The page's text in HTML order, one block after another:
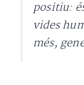
positiu:
vides
més,